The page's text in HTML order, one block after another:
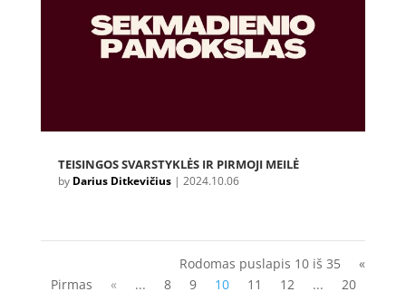
TEISINGOS SVARSTYKLĖS IR PIRMOJI MEILĖ
by Darius Ditkevičius| 2024.10.06
Rodomas puslapis 10 iš 35
«
Pirmas
« ... 8 9 10 11 12 ...
20